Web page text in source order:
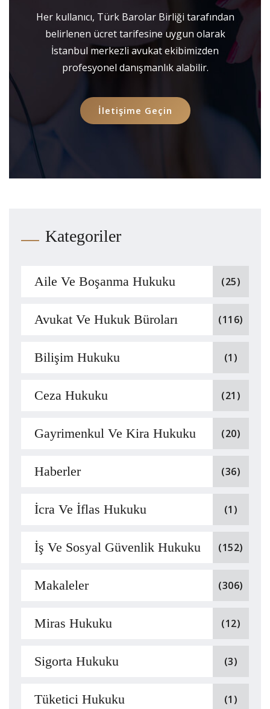
Her kullanıcı, Türk Barolar Birliği tarafından
belirlenen ücret tarifesine uygun olarak
İstanbul merkezli avukat ekibimizden
profesyonel danışmanlık alabilir.
İletişime Geçin
Kategoriler
Aile Ve Boşanma Hukuku (25)
Avukat Ve Hukuk Büroları (116)
Bilişim Hukuku (1)
Ceza Hukuku (21)
Gayrimenkul Ve Kira Hukuku (20)
Haberler (36)
İcra Ve İflas Hukuku (1)
İş Ve Sosyal Güvenlik Hukuku (152)
Makaleler (306)
Miras Hukuku (12)
Sigorta Hukuku (3)
Tüketici Hukuku (1)